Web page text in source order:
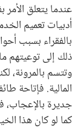
عندما يتعلق
أدبيات تعميم
بالفقراء بسبب
ذلك إلى توعيتهم
وتتسم بالمرونة،
المالية. فإتاحة
جديرة بالإعجاب،
كما لو كان هذا